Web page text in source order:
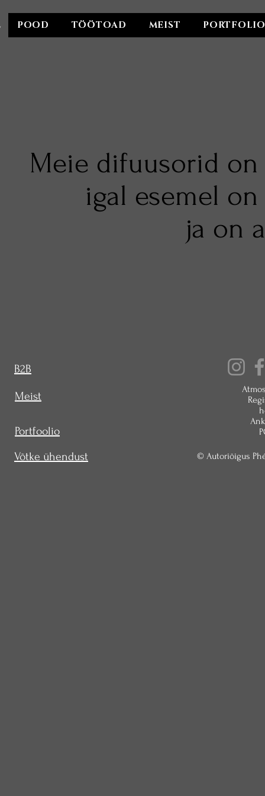
POOD TÖÖTOAD MEIST PORTFOLIO
Meie difuusorid
igal esemel
ja on
B2B
Meist
Portfoolio
Võtke ühendust
© Autoriõigus